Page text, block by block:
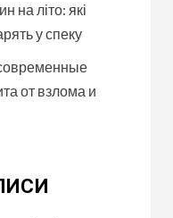
на літо: які
у спеку
от взлома и